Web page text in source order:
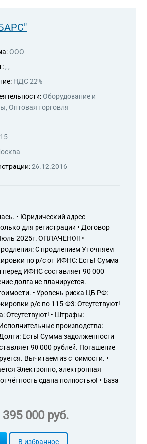
ООО
, ,
НДС 22%
Оборудование и
Оптовая торговля
26.12.2016
• Юридический адрес
для регистрации • Договор
2025г. ОПЛАЧЕНО!! •
С продлением Уточняем
по р/с от ИФНС: Есть! Сумма
перед ИФНС составляет 90 000
долга не планируется.
• Уровень риска ЦБ РФ:
р/с по 115-ФЗ: Отсутствуют!
Отсутствуют! • Штрафы:
производства:
Есть! Сумма задолженности
90 000 рублей. Погашение
Вычитаем из стоимости. •
Электронно, электронная
сдана полностью! • База
395 000 руб.
В избранное